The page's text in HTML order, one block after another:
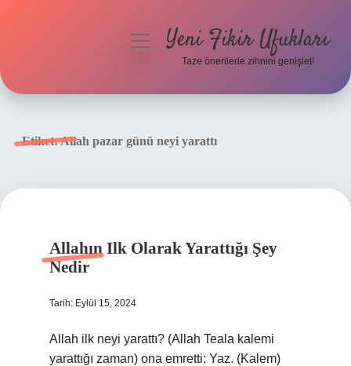
menüyüYeni Fikir Ufukları
Taze önerilerle zihnini genişlet!
Etiket:Allah pazar günü neyi yarattı
Allahın Ilk Olarak Yarattığı Şey
Nedir
Tarih: Eylül 15, 2024
Allah ilk neyi yarattı? (Allah Teala kalemi
yarattığı zaman) ona emretti: Yaz. (Kalem)